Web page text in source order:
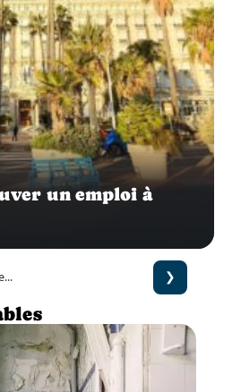
un emploi à